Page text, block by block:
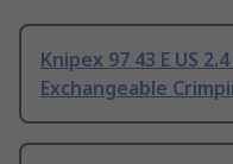
Knipex 97 43 E US
Exchangeable